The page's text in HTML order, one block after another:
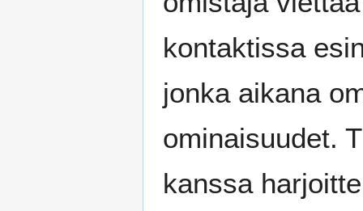
kontaktissa
jonka aikana
ominaisuudet.
kanssa